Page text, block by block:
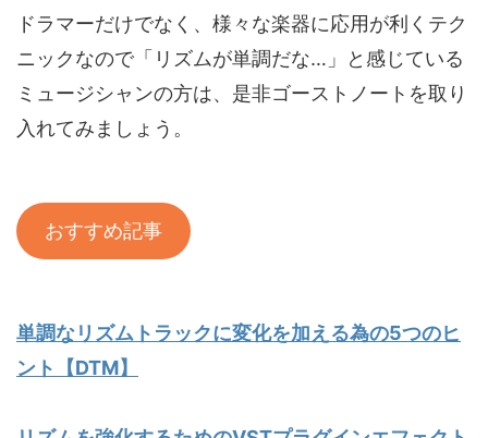
ドラマーだけでなく、様々な楽器に応用が利くテク
ニックなので「リズムが単調だな…」と感じている
ミュージシャンの方は、是非ゴーストノートを取り
入れてみましょう。
おすすめ記事
単調なリズムトラックに変化を加える為の5つのヒ
ント【DTM】